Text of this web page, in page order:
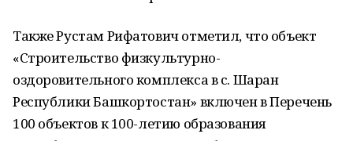
Также Рустам Рифатович отметил, что объект
«Строительство физкультурно-
оздоровительного комплекса в с. Шаран
Республики Башкортостан» включен в Перечень
100 объектов к 100-летию образования